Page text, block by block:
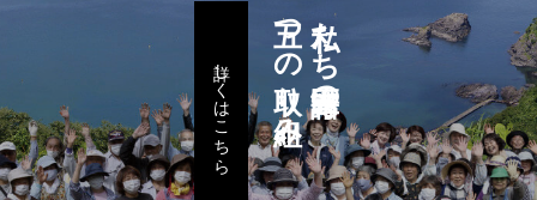
私たち諸寄区民の
五つの取り組み
詳しくはこちら